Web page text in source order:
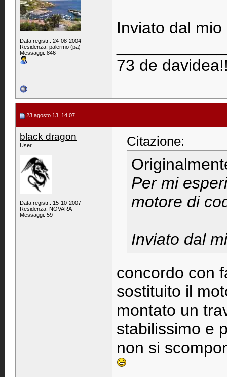
Data registr.: 24-08-2004
Residenza: palermo (pa)
Messaggi: 846
Inviato dal
73 de
23 agosto 13, 14:07
black dragon
User
Data registr.: 15-10-2007
Residenza: NOVARA
Messaggi: 59
Citazione:
Per mi
motore di
Inviato dal
concordo con
sostituito il
montato un
stabilissimo e
non si